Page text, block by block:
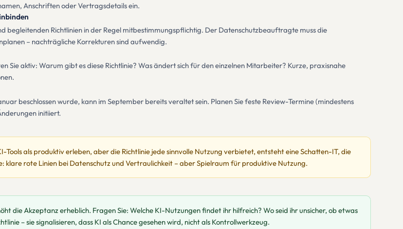
Anschriften oder Vertragsdetails ein.
begleitenden Richtlinien in der Regel mitbestimmungspflichtig. Der Datenschutzbeauftragte muss die
– nachträgliche Korrekturen sind aufwendig.
Sie aktiv: Warum gibt es diese Richtlinie? Was ändert sich für den einzelnen Mitarbeiter? Kurze, praxisnahe
beschlossen wurde, kann im September bereits veraltet sein. Planen Sie feste Review-Termine (mindestens
initiiert.
als produktiv erleben, aber die Richtlinie jede sinnvolle Nutzung verbietet, entsteht eine Schatten-IT, die
rote Linien bei Datenschutz und Vertraulichkeit – aber Spielraum für produktive Nutzung.
die Akzeptanz erheblich. Fragen Sie: Welche KI-Nutzungen findet ihr hilfreich? Wo seid ihr unsicher, ob etwas
– sie signalisieren, dass KI als Chance gesehen wird, nicht als Kontrollwerkzeug.